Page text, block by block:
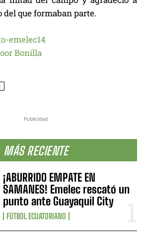
Publicidad
MÁS RECIENTE
¡ABURRIDO EMPATE EN
SAMANES! Emelec rescató un
punto ante Guayaquil City
FÚTBOL ECUATORIANO
del que formaban parte.
Bonilla